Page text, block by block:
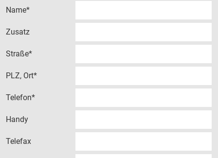
Disposition
Finanzwesen
FUNDSACHEN
Name*
Zusatz
Straße*
PLZ, Ort*
Telefon*
Handy
Telefax